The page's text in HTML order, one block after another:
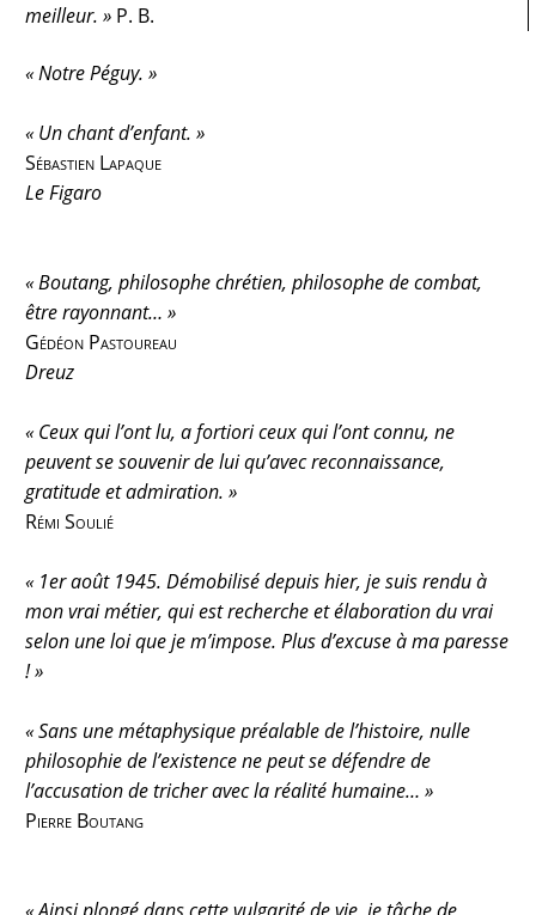
meilleur. » P. B.
« Notre Péguy. »
« Un chant d’enfant. »
Sébastien Lapaque
Le Figaro
« Boutang, philosophe chrétien, philosophe de combat,
être rayonnant… »
Gédéon Pastoureau
Dreuz
« Ceux qui l’ont lu, a fortiori ceux qui l’ont connu, ne
peuvent se souvenir de lui qu’avec reconnais­sance,
gratitude et admiration. »
Rémi Soulié
« 1er août 1945. Démobilisé depuis hier, je suis rendu à
mon vrai métier, qui est recherche et élaboration du vrai
selon une loi que je m’impose. Plus d’excuse à ma paresse
! »
« Sans une métaphysique préalable de l’histoire, nulle
philosophie de l’existence ne peut se défendre de
l’accusation de tricher avec la réalité humaine… »
Pierre Boutang
« Ainsi plongé dans cette vulgarité de vie, je tâche de